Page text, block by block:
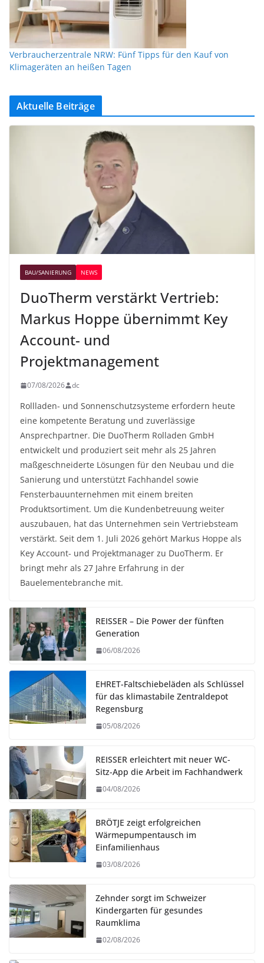
Verbraucherzentrale NRW: Fünf Tipps für den Kauf von
Klimageräten an heißen Tagen
Aktuelle Beiträge
BAU/SANIERUNG NEWS
DuoTherm verstärkt Vertrieb:
Markus Hoppe übernimmt Key
Account- und
Projektmanagement
07/08/2026 dc
Rollladen- und Sonnenschutzsysteme erfordern heute
eine kompetente Beratung und zuverlässige
Ansprechpartner. Die DuoTherm Rolladen GmbH
entwickelt und produziert seit mehr als 25 Jahren
maßgeschneiderte Lösungen für den Neubau und die
Sanierung und unterstützt Fachhandel sowie
Fensterbauunternehmen mit einem breiten
Produktsortiment. Um die Kundenbetreuung weiter
auszubauen, hat das Unternehmen sein Vertriebsteam
verstärkt. Seit dem 1. Juli 2026 gehört Markus Hoppe als
Key Account- und Projektmanager zu DuoTherm. Er
bringt mehr als 27 Jahre Erfahrung in der
Bauelementebranche mit.
REISSER – Die Power der fünften
Generation
06/08/2026
EHRET-Faltschiebeläden als Schlüssel
für das klimastabile Zentraldepot
Regensburg
05/08/2026
REISSER erleichtert mit neuer WC-
Sitz-App die Arbeit im Fachhandwerk
04/08/2026
BRÖTJE zeigt erfolgreichen
Wärmepumpentausch im
Einfamilienhaus
03/08/2026
Zehnder sorgt im Schweizer
Kindergarten für gesundes
Raumklima
02/08/2026